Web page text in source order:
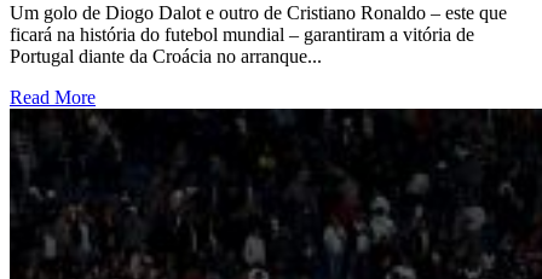
Um golo de Diogo Dalot e outro de Cristiano Ronaldo – este que
ficará na história do futebol mundial – garantiram a vitória de
Portugal diante da Croácia no arranque...
Read More